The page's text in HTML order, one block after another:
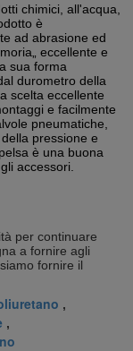
chimici, all'acqua,
è
ad abrasione ed
eccellente e
sua forma
durometro della
scelta eccellente
e facilmente
pneumatiche,
pressione e
è una buona
accessori.
per continuare
a fornire agli
fornire il
,
,